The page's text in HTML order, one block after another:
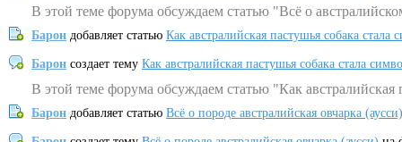
В этой теме форума обсуждаем статью "Всё о
Барон добавляет статью Как австралийская пастушья собака
Барон создает тему Как австралийская пастушья собака стала
В этой теме форума обсуждаем статью "Как
Барон добавляет статью Всё о породе австралийская овчарка (аусси)